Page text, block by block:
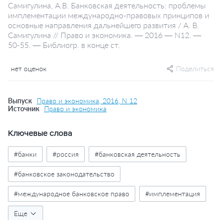
Самигулина, А.В. Банковская деятельность: проблемы
имплементации международно-правовых принципов и
основные направления дальнейшего развития / А. В.
Самигулина // Право и экономика. — 2016 — N12. —
50-55. — Библиогр. в конце ст.
нет оценок Поделиться
Выпуск
Право и экономика, 2016, N 12
Источник
Право и экономика
Ключевые слова
#банки #россия #банковская деятельность
#банковское законодательство
#международное банковское право #имплементация
#регулирование банковской деятельности
Еще